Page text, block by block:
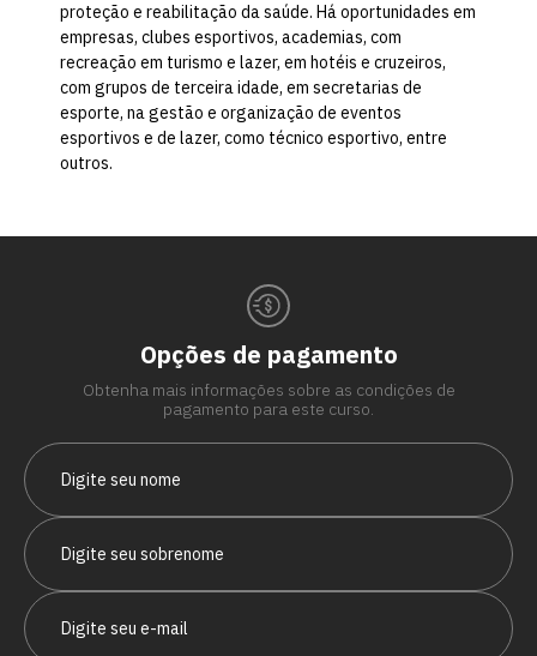
proteção e reabilitação da saúde. Há oportunidades em
empresas, clubes esportivos, academias, com
recreação em turismo e lazer, em hotéis e cruzeiros,
com grupos de terceira idade, em secretarias de
esporte, na gestão e organização de eventos
esportivos e de lazer, como técnico esportivo, entre
outros.
Opções de pagamento
Obtenha mais informações sobre as condições de
pagamento para este curso.